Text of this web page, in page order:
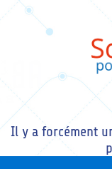
Il y a forcément